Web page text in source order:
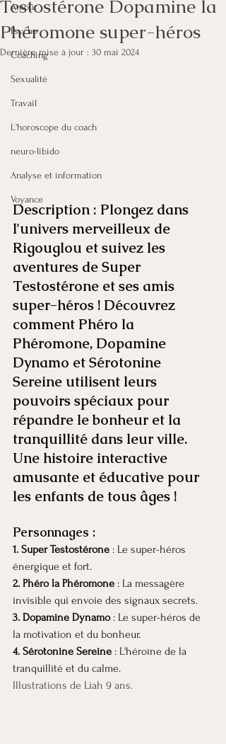
Amour
Psycho
Coaching
Sexualité
Travail
L'horoscope du coach
neuro-libido
Analyse et information
Voyance
Testostérone Dopamine la
Phéromone super-héros
Dernière mise à jour : 30 mai 2024
Description : Plongez dans
l'univers merveilleux de
Rigouglou et suivez les
aventures de Super
Testostérone et ses amis
super-héros ! Découvrez
comment Phéro la
Phéromone, Dopamine
Dynamo et Sérotonine
Sereine utilisent leurs
pouvoirs spéciaux pour
répandre le bonheur et la
tranquillité dans leur ville.
Une histoire interactive
amusante et éducative pour
les enfants de tous âges !
Personnages :
1. Super Testostérone : Le super-héros
énergique et fort.
2. Phéro la Phéromone : La messagère
invisible qui envoie des signaux secrets.
3. Dopamine Dynamo : Le super-héros de
la motivation et du bonheur.
4. Sérotonine Sereine : L'héroïne de la
tranquillité et du calme.
Illustrations de Liah 9 ans.